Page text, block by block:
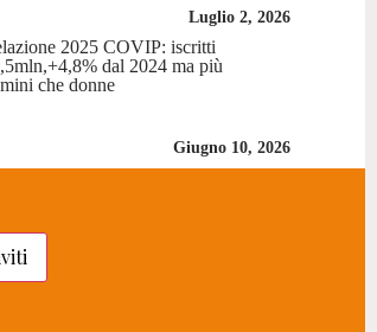
Luglio 2, 2026
2025 COVIP: iscritti
dal 2024 ma più
che donne
Giugno 10, 2026